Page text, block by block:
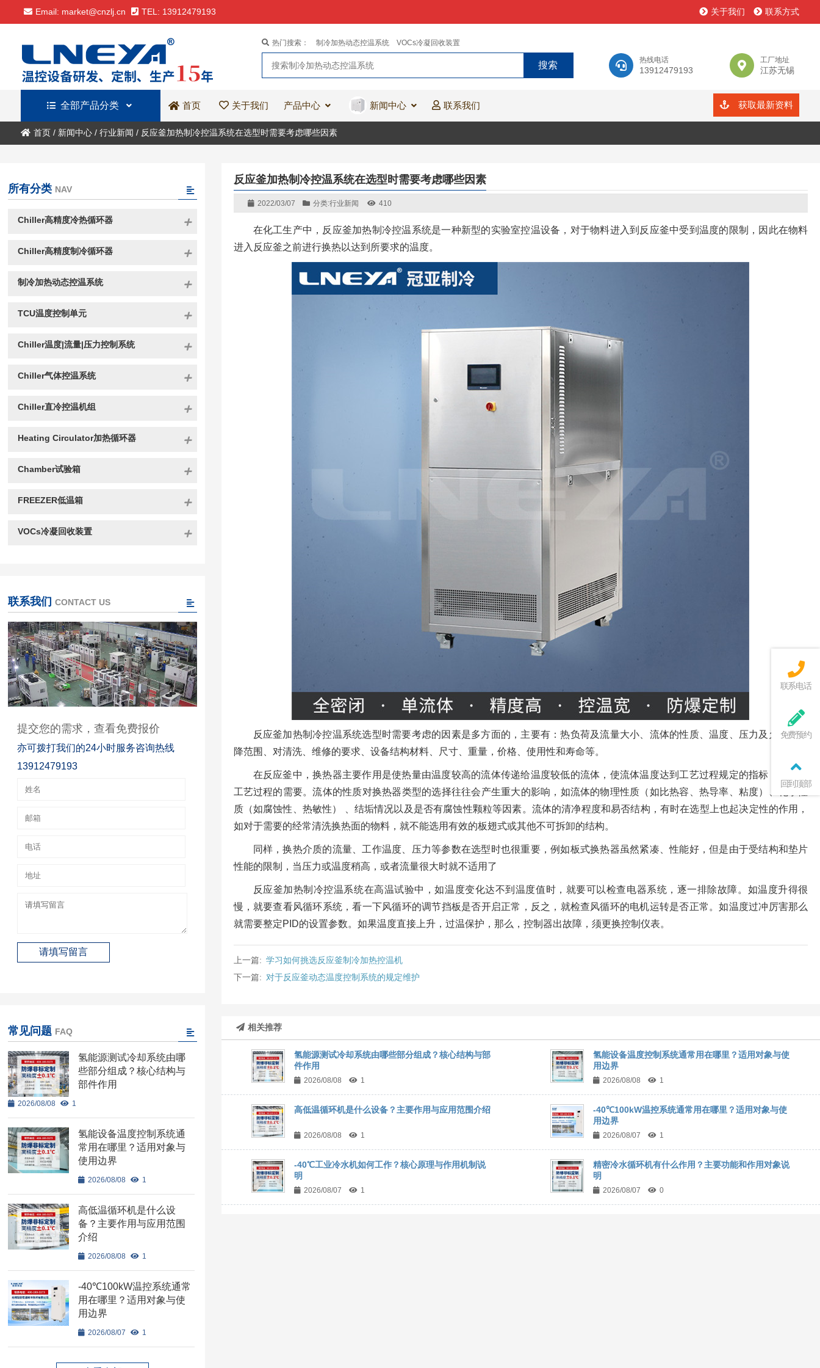
Email: market@cnzlj.cn TEL: 13912479193 关于我们 联系方式
热线电话
13912479193
工厂地址
江苏无锡
热门搜索： 制冷加热动态控温系统 VOCs冷凝回收装置
全部产品分类 首页 关于我们 产品中心 新闻中心 联系我们 获取最新资料
首页/ 新闻中心/ 行业新闻 / 反应釜加热制冷控温系统在选型时需要考虑哪些因素
反应釜加热制冷控温系统在选型时需要考虑哪些因素
2022/03/07 分类:行业新闻 410
在化工生产中，反应釜加热制冷控温系统是一种新型的实验室控温设备，对于物料进入到反应釜中受到温度的限制，因此在物料
进入反应釜之前进行换热以达到所要求的温度。
反应釜加热制冷控温系统选型时需要考虑的因素是多方面的，主要有：热负荷及流量大小、流体的性质、温度、压力及允许的压
降范围、对清洗、维修的要求、设备结构材料、尺寸、重量，价格、使用性和寿命等。
在反应釜中，换热器主要作用是使热量由温度较高的流体传递给温度较低的流体，使流体温度达到工艺过程规定的指标，以满足
工艺过程的需要。流体的性质对换热器类型的选择往往会产生重大的影响，如流体的物理性质（如比热容、热导率、粘度）、化学性
质（如腐蚀性、热敏性） 、结垢情况以及是否有腐蚀性颗粒等因素。流体的清净程度和易否结构，有时在选型上也起决定性的作用，
如对于需要的经常清洗换热面的物料，就不能选用有效的板翅式或其他不可拆卸的结构。
同样，换热介质的流量、工作温度、压力等参数在选型时也很重要，例如板式换热器虽然紧凑、性能好，但是由于受结构和垫片
性能的限制，当压力或温度稍高，或者流量很大时就不适用了
反应釜加热制冷控温系统在高温试验中，如温度变化达不到温度值时，就要可以检查电器系统，逐一排除故障。如温度升得很
慢，就要查看风循环系统，看一下风循环的调节挡板是否开启正常，反之，就检查风循环的电机运转是否正常。如温度过冲厉害那么
就需要整定PID的设置参数。如果温度直接上升，过温保护，那么，控制器出故障，须更换控制仪表。
上一篇: 学习如何挑选反应釜制冷加热控温机
下一篇: 对于反应釜动态温度控制系统的规定维护
相关推荐
氢能源测试冷却系统由哪些部分组成？核心结构与部
件作用
2026/08/08 1
氢能设备温度控制系统通常用在哪里？适用对象与使
用边界
2026/08/08 1
高低温循环机是什么设备？主要作用与应用范围介绍
2026/08/08 1
-40℃100kW温控系统通常用在哪里？适用对象与使
用边界
2026/08/07 1
-40℃工业冷水机如何工作？核心原理与作用机制说
明
2026/08/07 1
精密冷水循环机有什么作用？主要功能和作用对象说
明
2026/08/07 0
所有分类 NAV
Chiller高精度冷热循环器
Chiller高精度制冷循环器
制冷加热动态控温系统
TCU温度控制单元
Chiller温度|流量|压力控制系统
Chiller气体控温系统
Chiller直冷控温机组
Heating Circulator加热循环器
Chamber试验箱
FREEZER低温箱
VOCs冷凝回收装置
联系我们 CONTACT US
提交您的需求，查看免费报价
亦可拨打我们的24小时服务咨询热线
13912479193
常见问题 FAQ
氢能源测试冷却系统由哪
些部分组成？核心结构与
部件作用
2026/08/08 1
氢能设备温度控制系统通
常用在哪里？适用对象与
使用边界
2026/08/08 1
高低温循环机是什么设
备？主要作用与应用范围
介绍
2026/08/08 1
-40℃100kW温控系统通常
用在哪里？适用对象与使
用边界
2026/08/07 1
联系电话
免费预约
回到顶部